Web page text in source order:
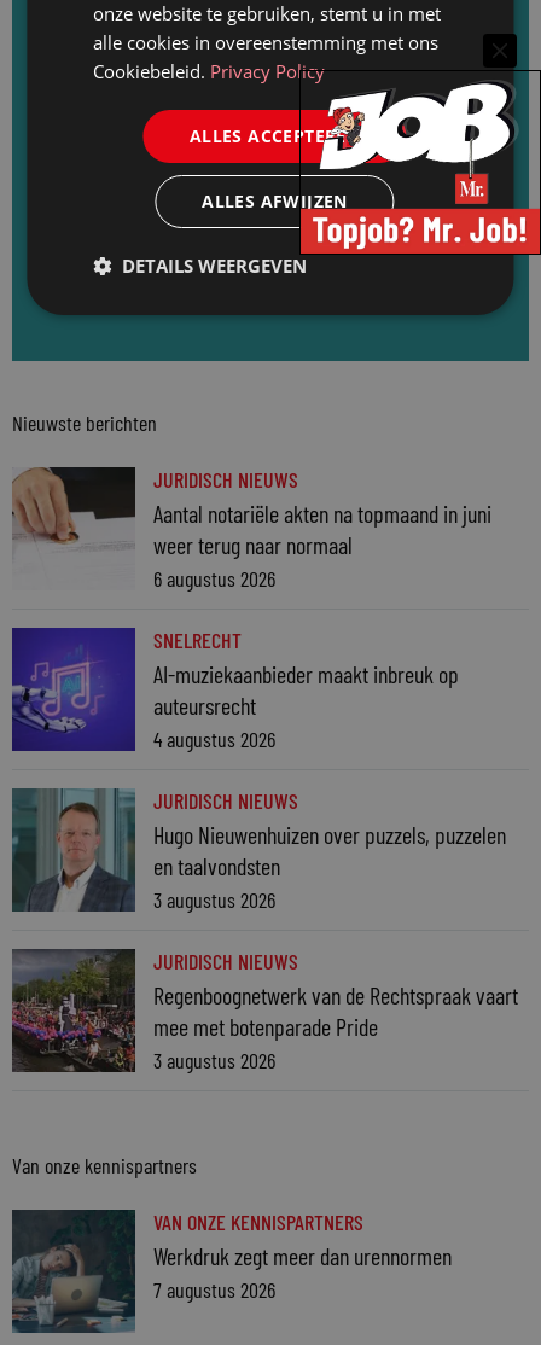
Abonneer u op de Mr. nieuwsbrief: elke
dinsdag rond de lunch een update van het
nieuws van de afgelopen week, de laatste
loopbaanwijzigingen en de recentste
vacatures. Meld u direct aan en ontvang
elke dinsdag de Mr. nieuwsbrief.
Nieuwste berichten
JURIDISCH NIEUWS
Aantal notariële akten na topmaand in juni
weer terug naar normaal
6 augustus 2026
SNELRECHT
AI-muziekaanbieder maakt inbreuk op
auteursrecht
4 augustus 2026
JURIDISCH NIEUWS
Hugo Nieuwenhuizen over puzzels, puzzelen
en taalvondsten
3 augustus 2026
JURIDISCH NIEUWS
Regenboognetwerk van de Rechtspraak vaart
mee met botenparade Pride
3 augustus 2026
Van onze kennispartners
VAN ONZE KENNISPARTNERS
Werkdruk zegt meer dan urennormen
7 augustus 2026
onze website te gebruiken, stemt u in met
alle cookies in overeenstemming met ons
Cookiebeleid. Privacy Policy
ALLES ACCEPTEREN
ALLES AFWIJZEN
DETAILS WEERGEVEN